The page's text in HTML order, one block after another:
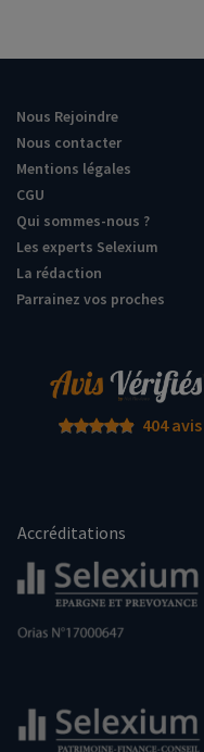
Nous Rejoindre
Nous contacter
Mentions légales
CGU
Qui sommes-nous ?
Les experts Selexium
La rédaction
Parrainez vos proches
404 avis
Accréditations